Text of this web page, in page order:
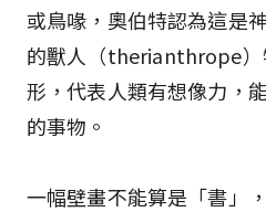
或鳥喙，奧伯特認為這是
的獸人（therianthrope）
形，代表人類有想像力，
的事物。
一幅壁畫不能算是「書」